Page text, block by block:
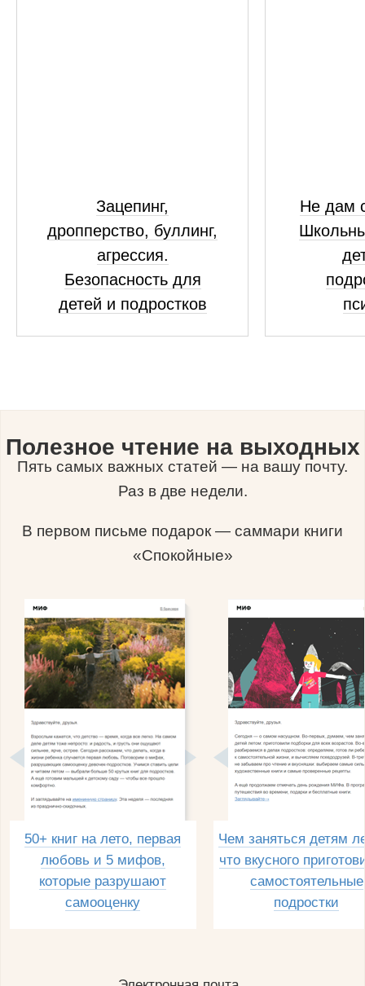
Зацепинг,
дропперство, буллинг,
агрессия.
Безопасность для
детей и подростков
Не дам
Полезное чтение на выходных
Пять самых важных статей — на вашу почту.
Раз в две недели.
В первом письме подарок — саммари книги
«Спокойные»
50+ книг на лето, первая
любовь и 5 мифов,
которые разрушают
самооценку
Чем заняться детям
что вкусного
самостоятельные
подростки